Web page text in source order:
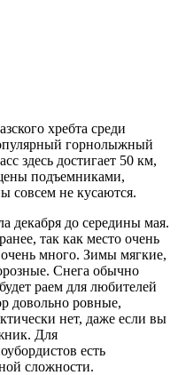
хребта среди
горнолыжный
здесь достигает 50 км,
подъемниками,
совсем не кусаются.
декабря до середины мая.
так как место очень
много. Зимы мягкие,
Снега обычно
раем для любителей
довольно ровные,
нет, даже если вы
Для
есть
сложности.